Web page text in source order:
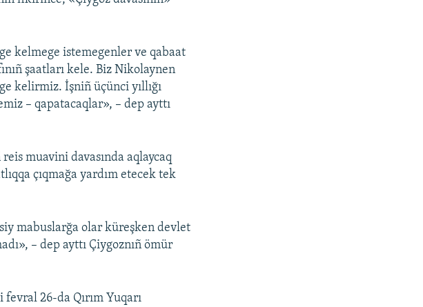
kelmege istemegenler ve qabaat
şaatları kele. Biz Nikolaynen
kelirmiz. İşniñ üçünci yıllığı
– qapatacaqlar», – dep ayttı
muavini davasında aqlaycaq
çıqmağa yardım etecek tek
mabuslarğa olar küreşken devlet
– dep ayttı Çiygoznıñ ömür
26-da Qırım Yuqarı